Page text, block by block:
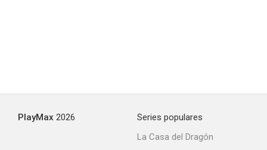
PlayMax 2026
Series populares
La Casa del Dragón